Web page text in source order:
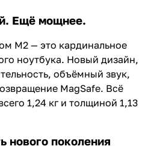
Ещё мощнее.
M2 — это кардинальное
ноутбука. Новый дизайн,
объёмный звук,
MagSafe. Всё
1,24 кг и толщиной 1,13
нового поколения